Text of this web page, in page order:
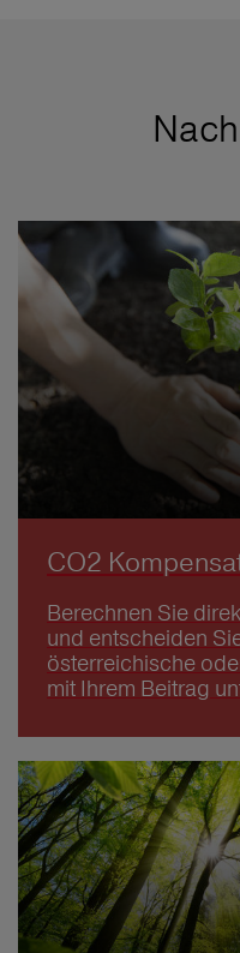
CO2
Berechnen Sie
und entscheiden
österreichische
mit Ihrem Beitrag